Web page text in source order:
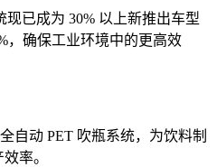
已成为 30% 以上新推出车型
，确保工业环境中的更高效
自动 PET 吹瓶系统，为饮料制
率。